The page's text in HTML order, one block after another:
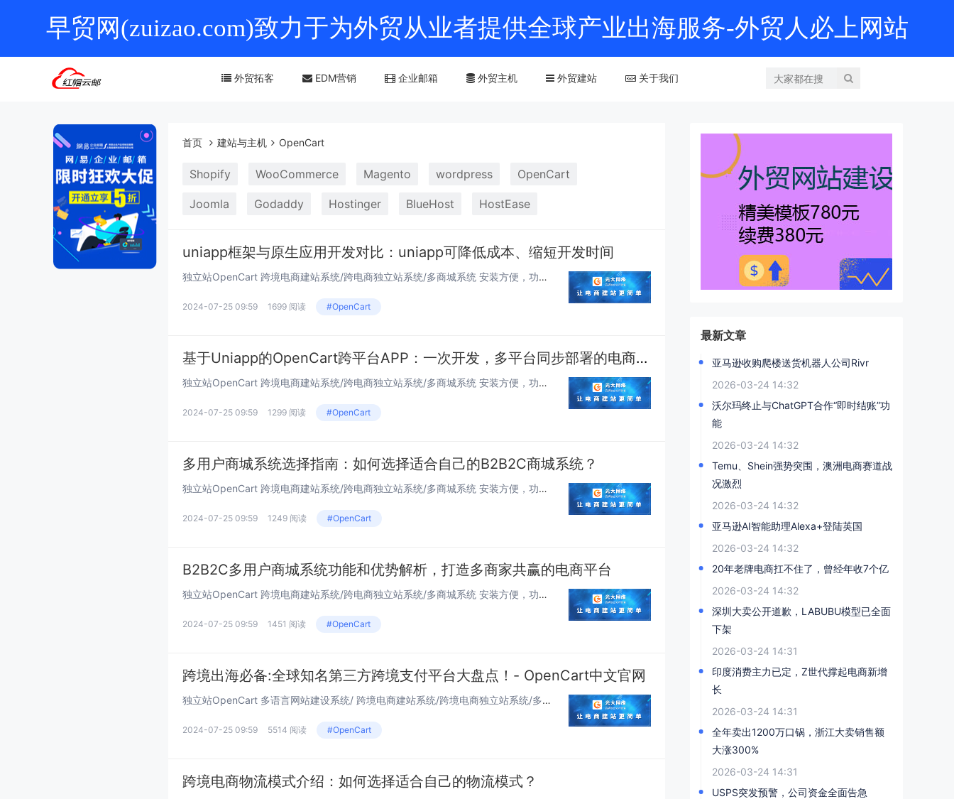
早贸网(zuizao.com)致力于为外贸从业者提供全球产业出海服务-外贸人必上网站
外贸拓客 EDM营销 企业邮箱 外贸主机 外贸建站 关于我们
首页 建站与主机 OpenCart
Shopify WooCommerce Magento wordpress OpenCart
Joomla Godaddy Hostinger BlueHost HostEase
uniapp框架与原生应用开发对比：uniapp可降低成本、缩短开发时间
独立站OpenCart 跨境电商建站系统/跨电商独立站系统/多商城系统 安装方便，功能强...
2024-07-25 09:59 1699 阅读 #OpenCart
基于Uniapp的OpenCart跨平台APP：一次开发，多平台同步部署的电商建站解决方案
独立站OpenCart 跨境电商建站系统/跨电商独立站系统/多商城系统 安装方便，功能强...
2024-07-25 09:59 1299 阅读 #OpenCart
多用户商城系统选择指南：如何选择适合自己的B2B2C商城系统？
独立站OpenCart 跨境电商建站系统/跨电商独立站系统/多商城系统 安装方便，功能强...
2024-07-25 09:59 1249 阅读 #OpenCart
B2B2C多用户商城系统功能和优势解析，打造多商家共赢的电商平台
独立站OpenCart 跨境电商建站系统/跨电商独立站系统/多商城系统 安装方便，功能强...
2024-07-25 09:59 1451 阅读 #OpenCart
跨境出海必备:全球知名第三方跨境支付平台大盘点！- OpenCart中文官网
独立站OpenCart 多语言网站建设系统/ 跨境电商建站系统/跨境电商独立站系统/多商城系统...
2024-07-25 09:59 5514 阅读 #OpenCart
跨境电商物流模式介绍：如何选择适合自己的物流模式？
最新文章
亚马逊收购爬楼送货机器人公司Rivr
2026-03-24 14:32
沃尔玛终止与ChatGPT合作“即时结账”功
能
2026-03-24 14:32
Temu、Shein强势突围，澳洲电商赛道战
况激烈
2026-03-24 14:32
亚马逊AI智能助理Alexa+登陆英国
2026-03-24 14:32
20年老牌电商扛不住了，曾经年收7个亿
2026-03-24 14:32
深圳大卖公开道歉，LABUBU模型已全面
下架
2026-03-24 14:31
印度消费主力已定，Z世代撑起电商新增
长
2026-03-24 14:31
全年卖出1200万口锅，浙江大卖销售额
大涨300%
2026-03-24 14:31
USPS突发预警，公司资金全面告急